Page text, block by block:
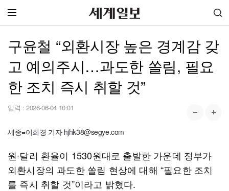
구윤철 “외환시장 높은 경계감 갖
고 예의주시…과도한 쏠림, 필요
한 조치 즉시 취할 것”
입력 : 2026-06-04 10:01
세종=이희경 기자 hjhk38@segye.com
원·달러 환율이 1530원대로 출발한 가운데 정부가
외환시장의 과도한 쏠림 현상에 대해 “필요한 조치
를 즉시 취할 것”이라고 밝혔다.